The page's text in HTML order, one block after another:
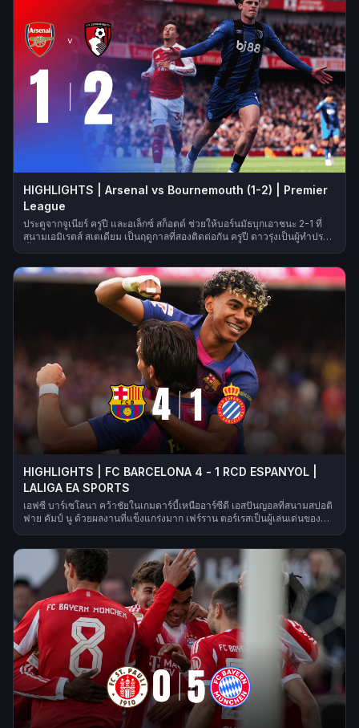
HIGHLIGHTS | Arsenal vs Bournemouth (1-2) | Premier
League
ประตูจากจูเนียร์ ครูปี และอเล็กซ์ สก็อตต์ ช่วยให้บอร์นมัธบุกเอาชนะ 2-1 ที่
สนามเอมิเรตส์ สเตเดียม เป็นฤดูกาลที่สองติดต่อกัน ครูปี ดาวรุ่งเป็นผู้ทำประตู
แต่บอร์นมัธมาได้ประตูชัยในช่วง 15 นาทีสุดท้าย จากจังหวะจบสกอร์อย่างนิ่ง
ของสก็อตต์ในระยะใกล้ ส่งผลให้ทีมเจ้าบ้านแพ้ในบ้านเป็นนัดที่สองของ
HIGHLIGHTS | FC BARCELONA 4 - 1 RCD ESPANYOL |
LALIGA EA SPORTS
เอฟซี บาร์เซโลนา คว้าชัยในเกมดาร์บี้เหนืออาร์ซีดี เอสปันญอลที่สนามสปอติ
ฟาย คัมป์ นู ด้วยผลงานที่แข็งแกร่งมาก เฟร์ราน ตอร์เรสเป็นผู้เล่นเด่นของ
ได้ในช่วงท้าย ลามีน ยามาลปิดเกมด้วยการทำประตูจากความสามารถเฉพาะ
ตัว และแรชฟอร์ดซัดปิดท้ายให้ชนะ 4–1